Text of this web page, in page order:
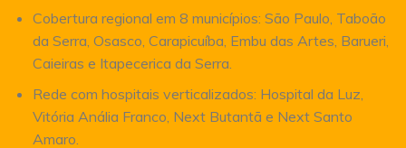
Cobertura regional em 8 municípios: São Paulo, Taboão
da Serra, Osasco, Carapicuíba, Embu das Artes, Barueri,
Caieiras e Itapecerica da Serra.
Rede com hospitais verticalizados: Hospital da Luz,
Vitória Anália Franco, Next Butantã e Next Santo
Amaro.